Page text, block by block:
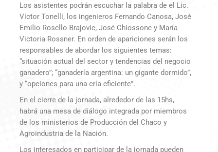
Los asistentes podrán escuchar la palabra de el Lic.
Víctor Tonelli, los ingenieros Fernando Canosa, José
Emilio Rosello Brajovic, José Chiossone y María
Victoria Rossner. En orden de apariciones serán los
responsables de abordar los siguientes temas:
“situación actual del sector y tendencias del negocio
ganadero”; “ganadería argentina: un gigante dormido”,
y “opciones para una cría eficiente”.
En el cierre de la jornada, alrededor de las 15hs,
habrá una mesa de diálogo integrada por miembros
de los ministerios de Producción del Chaco y
Agroindustria de la Nación.
Los interesados en participar de la jornada pueden